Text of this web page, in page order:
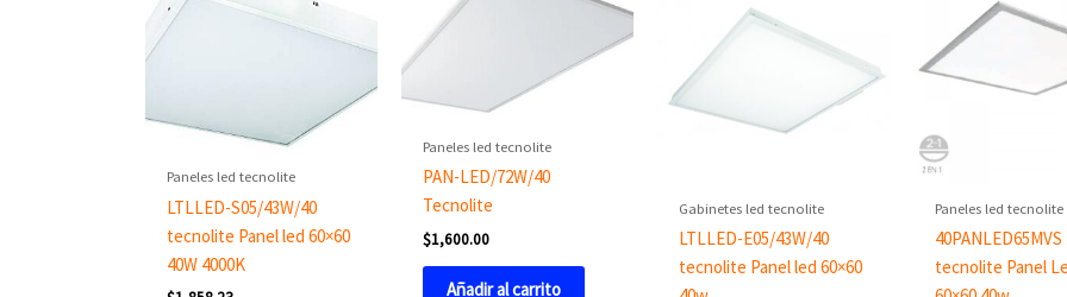
Paneles led tecnolite
LTLLED-S05/43W/40
tecnolite Panel led 60×60
40W 4000K
Paneles led tecnolite
PAN-LED/72W/40
Tecnolite
$1,600.00
Añadir al carrito
Gabinetes led tecnolite
LTLLED-E05/43W/40
tecnolite Panel led 60×60
Paneles led tecnolite
40PANLED65MVS
tecnolite Panel